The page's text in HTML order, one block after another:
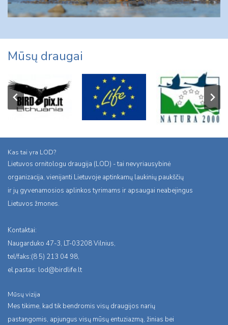
Mūsų draugai
Kas tai yra LOD?
Lietuvos ornitologu draugija (LOD) - tai nevyriausybinė
organizacija, vienijanti Lietuvoje aptinkamų laukinių paukščių
ir jų gyvenamosios aplinkos tyrimams ir apsaugai neabejingus
Lietuvos žmones.
Kontaktai:
Naugarduko 47-3, LT-03208 Vilnius,
tel/faks:(8 5) 213 04 98,
el.pastas: lod@birdlife.lt
Mūsų vizija
Mes tikime, kad tik bendromis visų draugijos narių
pastangomis, apjungus visų mūsų entuziazmą, žinias bei